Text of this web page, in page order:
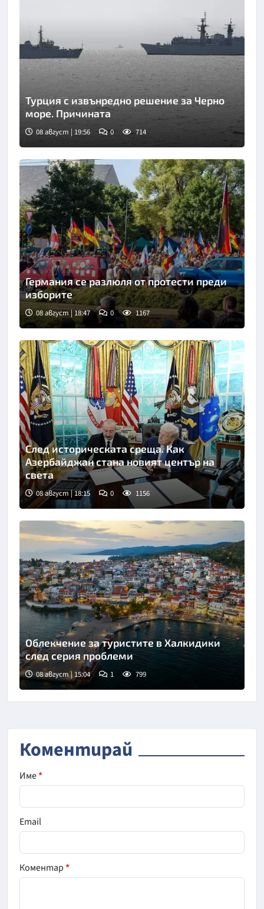
Турция с извънредно решение за Черно
море. Причината
08 август | 19:56 0 714
Германия се разлюля от протести преди
изборите
08 август | 18:47 0 1167
След историческата среща. Как
Азербайджан стана новият център на
света
08 август | 18:15 0 1156
Облекчение за туристите в Халкидики
след серия проблеми
08 август | 15:04 1 799
Коментирай
Име*
Email
Коментар*